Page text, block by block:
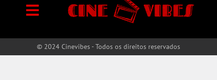
© 2024 Cinevibes - Todos os direitos reservados